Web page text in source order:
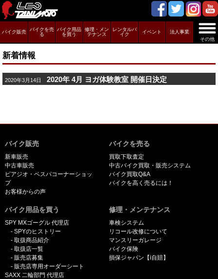
その他
バイク販売
バイクを売
る
バイク用品
を買う
修理・メン
テナンス
レンタルバ
イク
イベント 法人事業
新着情報
2020年3月14日 2020年 4月 ヨガ体験教室 開催日決定
バイク販売
新車販売
中古車販売
ピアジオ・ベスパコーナーショッ
プ
お客様からの声
バイクを売る
買取下取査定
中古バイク買取・販売システム
バイク買取Q&A
バイクを高く売るには！
バイク用品を買う
SPY MXゴーグル 代理店
SPYのヒストリー
取扱商品紹介
取扱店一覧
販売店募集
販売店専用オーダーシート
SAXX 二輪部門 代理店
修理・メンテナンス
車検システム
リコール改修について
マンスリーガレージ
バイク保険
損保ジャパン【i自賠】